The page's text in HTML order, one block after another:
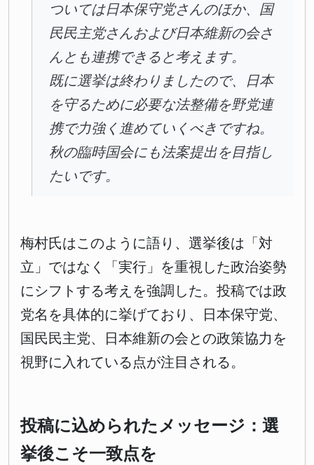
ついては日本保守党さんのほか、国
民民主党さんおよび日本維新の会さ
んとも連携できると考えます。
既に選挙は終わりましたので、日本
を守るために必要な法整備を野党連
携で力強く進めていくべきですね。
秋の臨時国会にも法案提出を目指し
たいです。
梅村氏はこのように語り、選挙後は「対
立」ではなく「実行」を重視した政治姿勢
にシフトする考えを強調した。投稿では政
党名を具体的に挙げており、日本保守党、
国民民主党、日本維新の会との政策協力を
視野に入れている点が注目される。
投稿に込められたメッセージ：選
挙後こそ一致点を